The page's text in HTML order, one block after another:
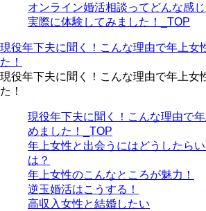
オンライン婚活相談ってどんな感
実際に体験してみました！_TOP
現役年下夫に聞く！こんな理由で年上女
た！
現役年下夫に聞く！こんな理由で年上女
た！
現役年下夫に聞く！こんな理由で
めました！_TOP
年上女性と出会うにはどうしたら
は？
年上女性のこんなところが魅力！
逆玉婚活はこうする！
高収入女性と結婚したい